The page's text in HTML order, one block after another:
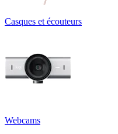
Casques et écouteurs
Webcams